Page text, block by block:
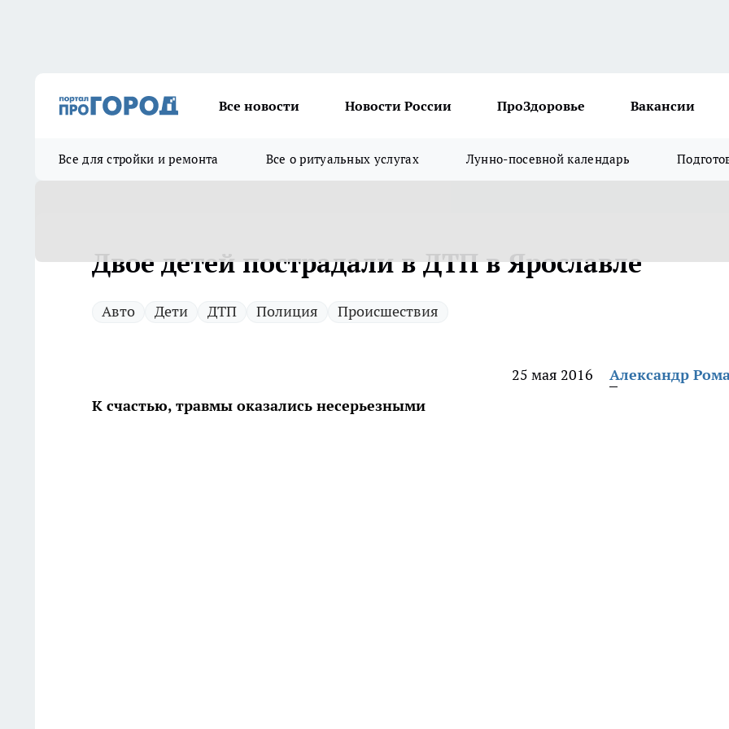
Все новости Новости России ПроЗдоровье Вакансии
Все для стройки и ремонта Все о ритуальных услугах Лунно-посевной календарь
Двое детей пострадали в ДТП в Ярославле
Авто Дети ДТП Полиция Происшествия
25 мая 2016
Александр
К счастью, травмы оказались несерьезными